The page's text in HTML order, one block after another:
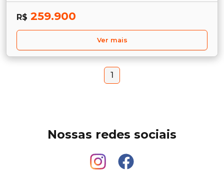
R$ 259.900
Ver mais
1
Nossas redes sociais